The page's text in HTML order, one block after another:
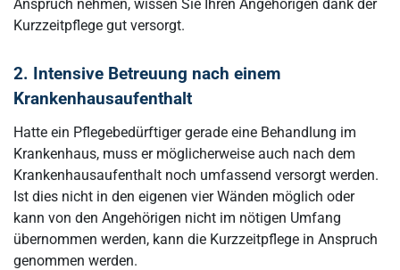
Anspruch nehmen, wissen Sie Ihren Angehörigen dank der
Kurzzeitpflege gut versorgt.
2. Intensive Betreuung nach einem
Krankenhausaufenthalt
Hatte ein Pflegebedürftiger gerade eine Behandlung im
Krankenhaus, muss er möglicherweise auch nach dem
Krankenhausaufenthalt noch umfassend versorgt werden.
Ist dies nicht in den eigenen vier Wänden möglich oder
kann von den Angehörigen nicht im nötigen Umfang
übernommen werden, kann die Kurzzeitpflege in Anspruch
genommen werden.